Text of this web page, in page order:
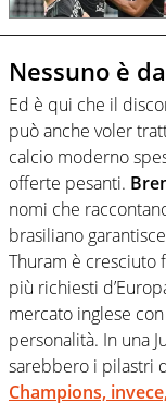
Nessuno è
Ed è qui che il
può anche voler
calcio moderno
offerte pesanti.
nomi che
brasiliano
Thuram è cresciuto
più richiesti
mercato inglese
personalità. In una
sarebbero i pilastri
Champions,